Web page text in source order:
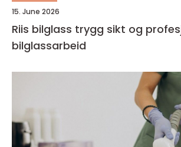
15. June 2026
Riis bilglass trygg sikt og profesjonelt
bilglassarbeid